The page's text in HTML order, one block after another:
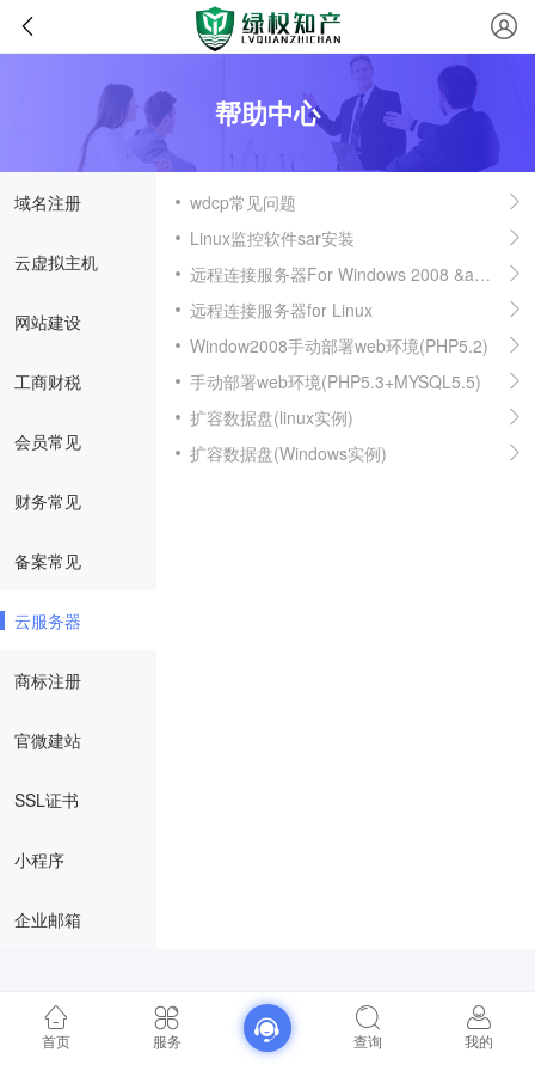
帮助中心
域名注册
云虚拟主机
网站建设
工商财税
会员常见
财务常见
备案常见
云服务器
商标注册
官微建站
SSL证书
小程序
企业邮箱
wdcp常见问题
Linux监控软件sar安装
远程连接服务器For Windows 2008 &amp; 2012
远程连接服务器for Linux
Window2008手动部署web环境(PHP5.2)
手动部署web环境(PHP5.3+MYSQL5.5)
扩容数据盘(linux实例)
扩容数据盘(Windows实例)
首页 服务 查询 我的